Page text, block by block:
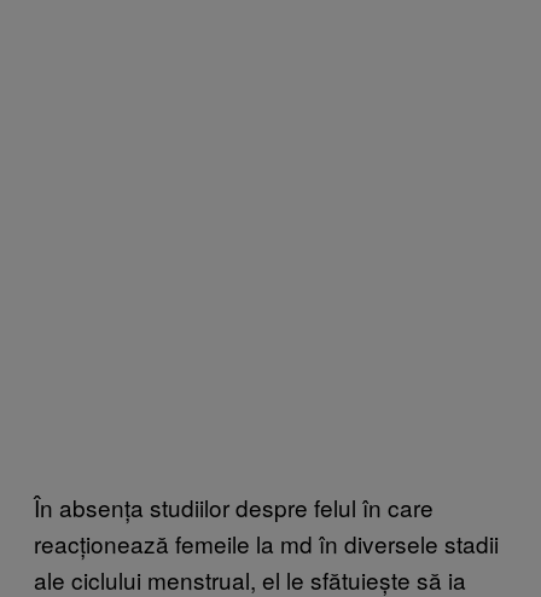
În absența studiilor despre felul în care
reacționează femeile la md în diversele stadii
ale ciclului menstrual, el le sfătuiește să ia